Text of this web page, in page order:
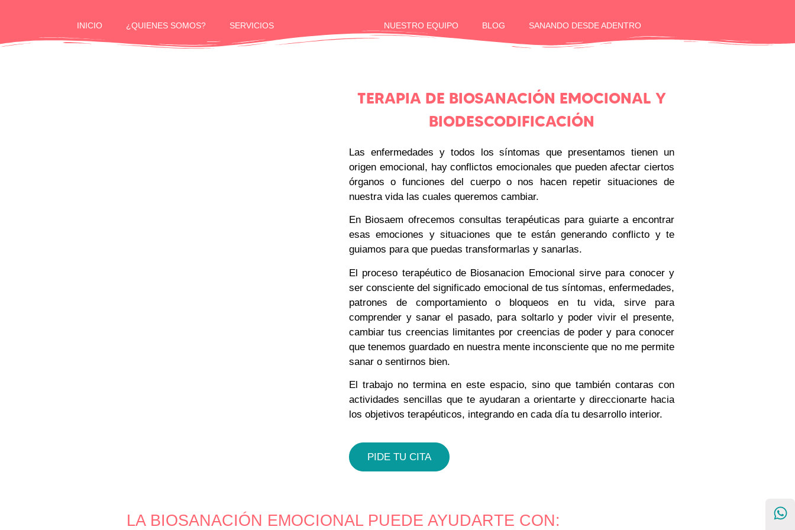
INICIO ¿QUIENES SOMOS? SERVICIOS NUESTRO EQUIPO BLOG SANANDO DESDE ADENTRO
TERAPIA DE BIOSANACIÓN EMOCIONAL Y
BIODESCODIFICACIÓN
Las enfermedades y todos los síntomas que presentamos tienen un
origen emocional, hay conflictos emocionales que pueden afectar ciertos
órganos o funciones del cuerpo o nos hacen repetir situaciones de
nuestra vida las cuales queremos cambiar.
En Biosaem ofrecemos consultas terapéuticas para guiarte a encontrar
esas emociones y situaciones que te están generando conflicto y te
guiamos para que puedas transformarlas y sanarlas.
El proceso terapéutico de Biosanacion Emocional sirve para conocer y
ser consciente del significado emocional de tus síntomas, enfermedades,
patrones de comportamiento o bloqueos en tu vida, sirve para
comprender y sanar el pasado, para soltarlo y poder vivir el presente,
cambiar tus creencias limitantes por creencias de poder y para conocer
que tenemos guardado en nuestra mente inconsciente que no me permite
sanar o sentirnos bien.
El trabajo no termina en este espacio, sino que también contaras con
actividades sencillas que te ayudaran a orientarte y direccionarte hacia
los objetivos terapéuticos, integrando en cada día tu desarrollo interior.
PIDE TU CITA
LA BIOSANACIÓN EMOCIONAL PUEDE AYUDARTE CON: